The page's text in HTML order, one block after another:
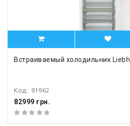
Встраиваемый холодильник
Код: 91962
82999 грн.